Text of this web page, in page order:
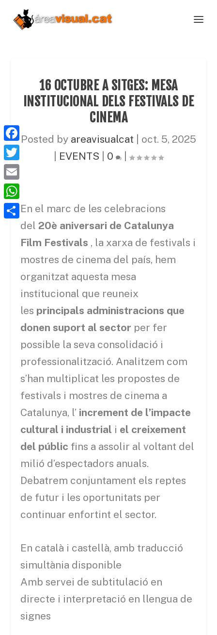
16 OCTUBRE A SITGES: MESA
INSTITUCIONAL DELS FESTIVALS DE
CINEMA
Posted by areavisualcat
oct. 5, 2025
EVENTS 0
En el marc de les celebracions
del20è aniversari de Catalunya
Film Festivals , la xarxa de festivals i
mostres de cinema del país, hem
organitzat aquesta mesa
institucional que reuneix
les principals administracions que
donen suport al sector per fer
possible la seva consolidació i
professionalització. Analitzem com
s’han multiplicat les propostes de
festivals i mostres de cinema a
Catalunya, l’ increment de l’impacte
cultural i industrial i el creixement
del públic fins a assolir al voltant del
milió d’espectadors anuals.
Debatrem conjuntament els reptes
de futur i les oportunitats per
continuar enfortint el sector.
En català i castellà, amb traducció
simultània disponible
Amb servei de subtitulació en
directe i interpretació en llengua de
signes
F
a
c
e
b
T
w
i
t
E
m
a
W
h